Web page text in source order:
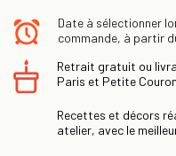
Date à sélectionner
commande, à partir
Retrait gratuit ou
Paris et Petite
Recettes et décors
atelier, avec le